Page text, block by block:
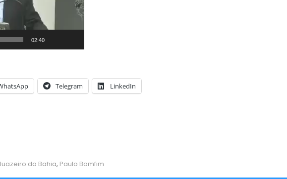
02:40
Telegram LinkedIn
da Bahia, Paulo Bomfim